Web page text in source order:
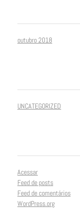
outubro 2018
UNCATEGORIZED
Acessar
Feed de posts
Feed de comentários
WordPress.org